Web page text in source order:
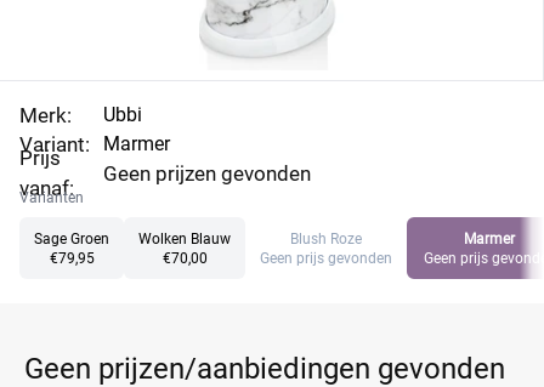
Merk:
Variant:
Prijs
vanaf:
Ubbi
Marmer
Geen prijzen gevonden
Varianten
Sage Groen
€79,95
Wolken Blauw
€70,00
Blush Roze
Geen prijs gevonden
Marmer
Geen prijs
Geen prijzen/aanbiedingen gevonden